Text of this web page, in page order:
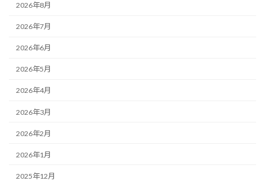
2026年8月
2026年7月
2026年6月
2026年5月
2026年4月
2026年3月
2026年2月
2026年1月
2025年12月